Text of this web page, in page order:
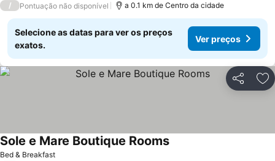
/ Pontuação não disponível a 0.1 km de Centro da cidade
Selecione as datas para ver os preços
exatos.
Ver preços
Partilhar
Bed & Breakfast
Sole e Mare Boutique Rooms